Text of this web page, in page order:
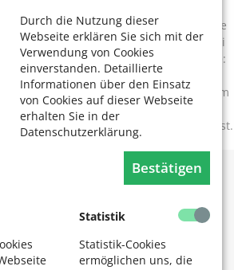
Durch die Nutzung dieser
Webseite erklären Sie sich mit der
Verwendung von Cookies
einverstanden. Detaillierte
Informationen über den Einsatz
von Cookies auf dieser Webseite
erhalten Sie in der
Datenschutzerklärung.
Bestätigen
Statistik
Statistik-Cookies
ermöglichen uns, die
einem guttut, hängt von vielem ab
eine Typfrage. Renate Bosbach-Eisele
sich richtige Methode gefunden. Dabei
gemeinsame Erleben mit einer Gruppe:
großen Respekt, der allein fastet. Doch
mit anderen und hilft mir beim
Nächstes Jahr ist sie auf jeden Fall
wo sie fasten wird, steht noch nicht fest.
sollte man auf jeden Fall seinen
57